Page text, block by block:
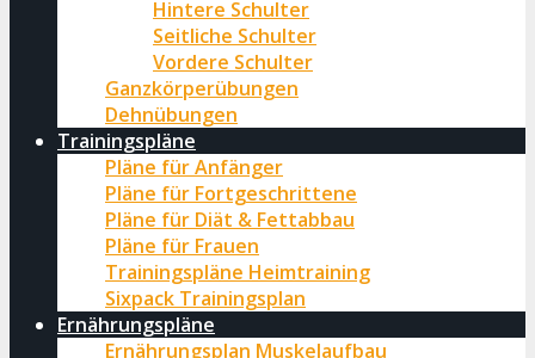
Hintere Schulter
Seitliche Schulter
Vordere Schulter
Ganzkörperübungen
Dehnübungen
Trainingspläne
Pläne für Anfänger
Pläne für Fortgeschrittene
Pläne für Diät & Fettabbau
Pläne für Frauen
Trainingspläne Heimtraining
Sixpack Trainingsplan
Ernährungspläne
Ernährungsplan Muskelaufbau